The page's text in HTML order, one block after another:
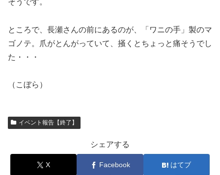
ところで、長瀬さんの前にあるのが、「ワニの手」製のマ
ゴノテ。爪がとんがっていて、掻くとちょっと痛そうでし
た・・・
（こぼら）
イベント報告【終了】
シェアする
X Facebook はてブ